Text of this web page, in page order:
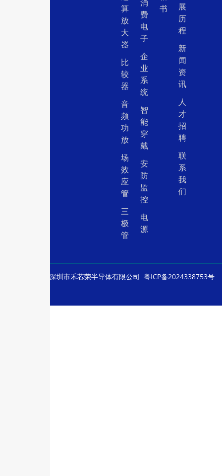
算
放
大
器
比
较
器
音
频
功
放
场
效
应
管
三
极
管
消
费
电
子
企
业
系
统
智
能
穿
戴
安
防
监
控
电
源
书
展
历
程
新
闻
资
讯
人
才
招
聘
联
系
我
们
深圳市禾芯荣半导体有限公司 粤ICP备2024338753号